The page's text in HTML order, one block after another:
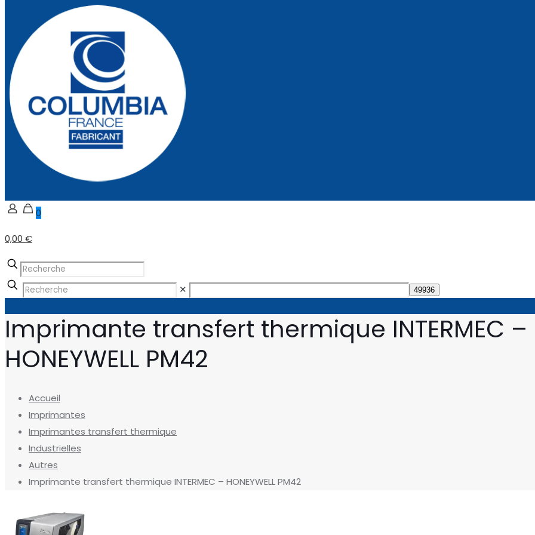
0
0,00 €
✕
Imprimante transfert thermique INTERMEC –
HONEYWELL PM42
Accueil
Imprimantes
Imprimantes transfert thermique
Industrielles
Autres
Imprimante transfert thermique INTERMEC – HONEYWELL PM42